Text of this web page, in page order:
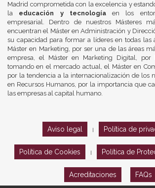
Madrid comprometida con la excelencia y
la educación y tecnologíaen los
empresarial. Dentro de nuestros Másteres
encuentran el Máster en Administración y
su capacidad para formar a líderes en todas las
Máster en Marketing, por ser una de las áreas
empresa, el Máster en Marketing Digital,
tomando en el mercado actual, el Máster en
por la tendencia a la internacionalización de los
en Recursos Humanos, por la importancia que
las empresas al capital humano.
Aviso legal Política de
Política de Cookies Política de
Acreditaciones FAQs